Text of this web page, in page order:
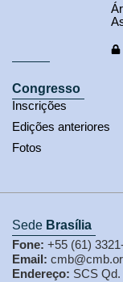
Congresso
Inscrições
Edições anteriores
Fotos
Sede Brasília
Fone: +55 (61)
Email:
Endereço: SCS